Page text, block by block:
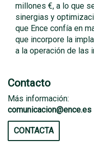
millones €, a lo que
sinergias y
que Ence confía en
que incorpore la
a la operación de las
Contacto
Más información:
comunicacion@ence.es
CONTACTA